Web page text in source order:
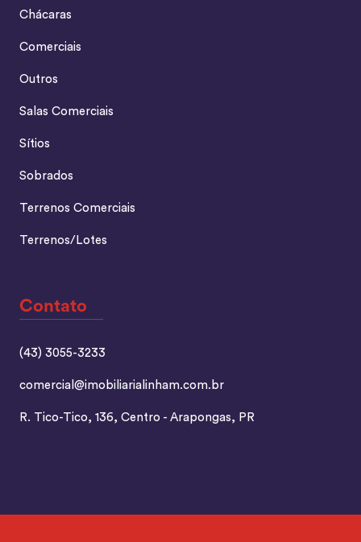
Chácaras
Comerciais
Outros
Salas Comerciais
Sítios
Sobrados
Terrenos Comerciais
Terrenos/Lotes
Contato
(43) 3055-3233
comercial@imobiliarialinham.com.br
R. Tico-Tico, 136, Centro - Arapongas, PR